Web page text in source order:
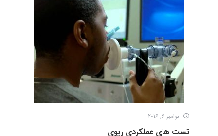
نوامبر 6, 2016
تست های عملکردی ریوی